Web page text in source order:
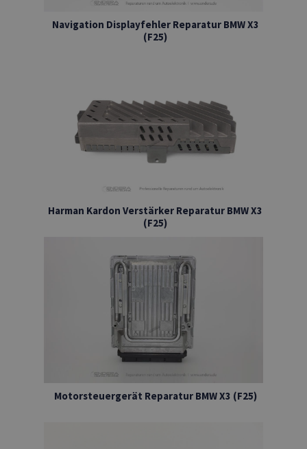
Navigation Displayfehler Reparatur BMW X3
(F25)
Harman Kardon Verstärker Reparatur BMW X3
(F25)
Motorsteuergerät Reparatur BMW X3 (F25)